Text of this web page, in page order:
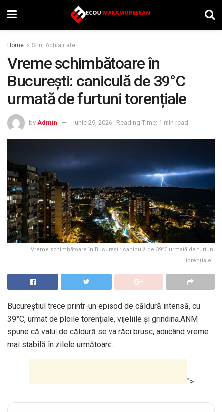
Home Stiri, Actualitate
Vreme schimbătoare în
București: caniculă de 39°C
urmată de furtuni torențiale
by Admin iunie 29, 2026 Reading Time: 1 min read
Vreme schimbătoare în București: caniculă de 39°C urmată de furtuni
torențiale…
Bucureștiul trece printr-un episod de căldură intensă, cu
39°C, urmat de ploile torențiale, vijeliile și grindina.ANM
spune că valul de căldură se va răci brusc, aducând vreme
mai stabilă în zilele următoare.
">